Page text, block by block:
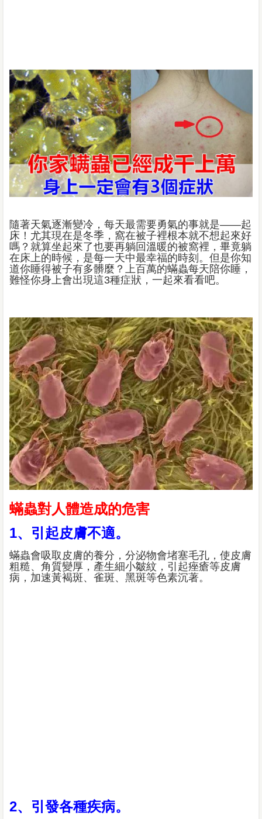
隨著天氣逐漸變冷，每天最需要勇氣的事就是——起
床！尤其現在是冬季，窩在被子裡根本就不想起來好
嗎？就算坐起來了也要再躺回溫暖的被窩裡，畢竟躺
在床上的時候，是每一天中最幸福的時刻。但是你知
道你睡得被子有多髒麼？上百萬的蟎蟲每天陪你睡，
難怪你身上會出現這3種症狀，一起來看看吧。
蟎蟲對人體造成的危害
1、引起皮膚不適。
蟎蟲會吸取皮膚的養分，分泌物會堵塞毛孔，使皮膚
粗糙、角質變厚，產生細小皺紋，引起痤瘡等皮膚
病，加速黃褐斑、雀斑、黑斑等色素沉著。
2、引發各種疾病。